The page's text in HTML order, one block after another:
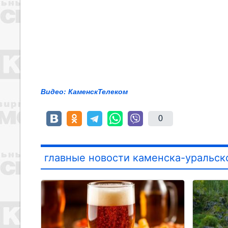
Видео: КаменскТелеком
0
главные новости каменска-